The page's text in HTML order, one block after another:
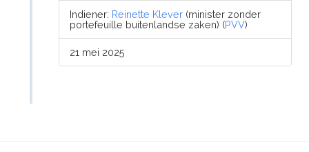
Indiener: Reinette Klever (minister zonder
portefeuille buitenlandse zaken) (PVV)
21 mei 2025